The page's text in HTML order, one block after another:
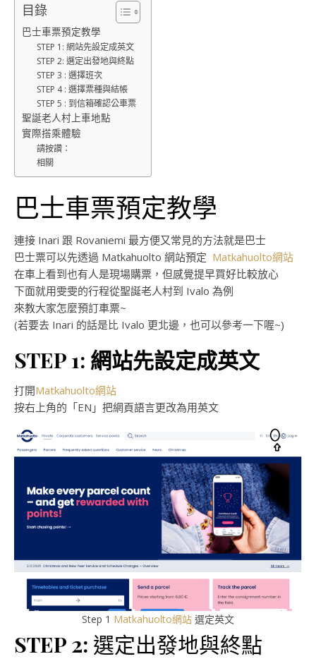
目錄
巴士車票預定教學
STEP 1: 網站先設定成英文
STEP 2: 選定出發地與終點
STEP 3 : 選擇班次
STEP 4 : 選擇票種與結帳
STEP 5 : 到信箱確認公車票
聖誕老人村上車地點
實際搭乘體驗
請按讚：
相關
巴士車票預定教學
連接 Inari 跟 Rovaniemi 最方便又常見的方法就是巴士
巴士票可以先透過 Matkahuolto 網站預定 Matkahuolto網站
在車上看到也有人是現場購票，但感覺提早買好比較放心
下面就用雯雯的行程從聖誕老人村到 Ivalo 為例
來教大家怎麼預訂車票~
(若要去 Inari 的話是比 Ivalo 更北邊，也可以參考一下喔~)
STEP 1: 網站先設定成英文
打開Matkahuolto網站
按右上角的「EN」把網頁語言更改為用英文
Step 1 Matkahuolto網站 選定英文
STEP 2: 選定出發地與終點